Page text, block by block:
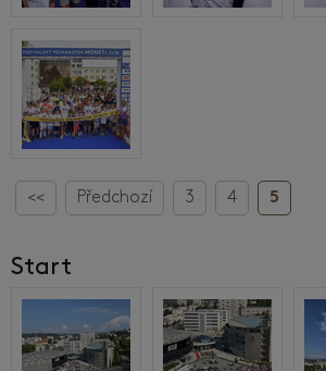
<< Předchozí 3 4 5
Start